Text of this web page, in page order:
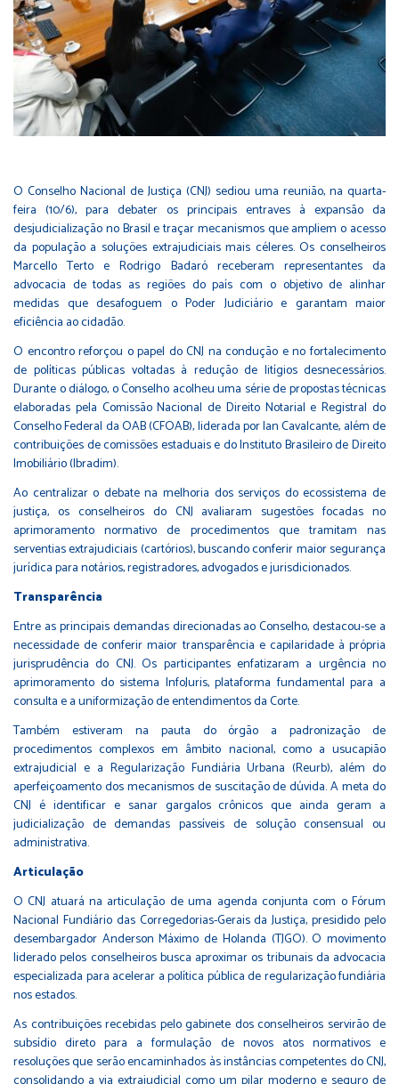
O Conselho Nacional de Justiça (CNJ) sediou uma reunião, na quarta-
feira (10/6), para debater os principais entraves à expansão da
desjudicialização no Brasil e traçar mecanismos que ampliem o acesso
da população a soluções extrajudiciais mais céleres. Os conselheiros
Marcello Terto e Rodrigo Badaró receberam representantes da
advocacia de todas as regiões do país com o objetivo de alinhar
medidas que desafoguem o Poder Judiciário e garantam maior
eficiência ao cidadão.
O encontro reforçou o papel do CNJ na condução e no fortalecimento
de políticas públicas voltadas à redução de litígios desnecessários.
Durante o diálogo, o Conselho acolheu uma série de propostas técnicas
elaboradas pela Comissão Nacional de Direito Notarial e Registral do
Conselho Federal da OAB (CFOAB), liderada por Ian Cavalcante, além de
contribuições de comissões estaduais e do Instituto Brasileiro de Direito
Imobiliário (Ibradim).
Ao centralizar o debate na melhoria dos serviços do ecossistema de
justiça, os conselheiros do CNJ avaliaram sugestões focadas no
aprimoramento normativo de procedimentos que tramitam nas
serventias extrajudiciais (cartórios), buscando conferir maior segurança
jurídica para notários, registradores, advogados e jurisdicionados.
Transparência
Entre as principais demandas direcionadas ao Conselho, destacou-se a
necessidade de conferir maior transparência e capilaridade à própria
jurisprudência do CNJ. Os participantes enfatizaram a urgência no
aprimoramento do sistema InfoJuris, plataforma fundamental para a
consulta e a uniformização de entendimentos da Corte.
Também estiveram na pauta do órgão a padronização de
procedimentos complexos em âmbito nacional, como a usucapião
extrajudicial e a Regularização Fundiária Urbana (Reurb), além do
aperfeiçoamento dos mecanismos de suscitação de dúvida. A meta do
CNJ é identificar e sanar gargalos crônicos que ainda geram a
judicialização de demandas passíveis de solução consensual ou
administrativa.
Articulação
O CNJ atuará na articulação de uma agenda conjunta com o Fórum
Nacional Fundiário das Corregedorias-Gerais da Justiça, presidido pelo
desembargador Anderson Máximo de Holanda (TJGO). O movimento
liderado pelos conselheiros busca aproximar os tribunais da advocacia
especializada para acelerar a política pública de regularização fundiária
nos estados.
As contribuições recebidas pelo gabinete dos conselheiros servirão de
subsídio direto para a formulação de novos atos normativos e
resoluções que serão encaminhados às instâncias competentes do CNJ,